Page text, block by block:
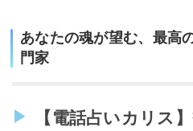
あなたの魂が望む、最高
門家
【電話占いカリス